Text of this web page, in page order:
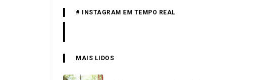
# INSTAGRAM EM TEMPO REAL
MAIS LIDOS